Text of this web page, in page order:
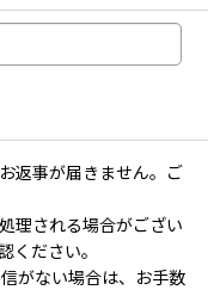
返事が届きません。ご
理される場合がござい
ください。
がない場合は、お手数